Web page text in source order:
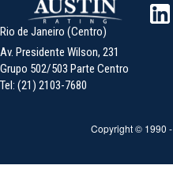
Rio de Janeiro (Centro)
Av. Presidente Wilson, 231
Grupo 502/503 Parte Centro
Tel: (21) 2103-7680
Copyright © 1990 -